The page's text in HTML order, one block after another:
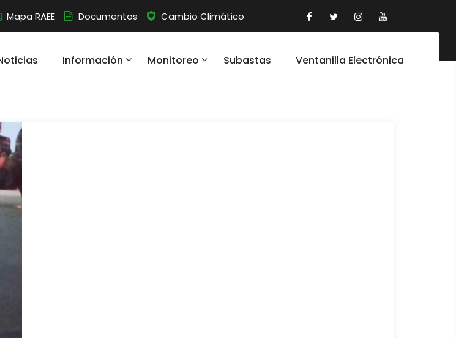
Mapa RAEE Documentos Cambio Climático
Información Monitoreo Subastas Ventanilla Electrónica